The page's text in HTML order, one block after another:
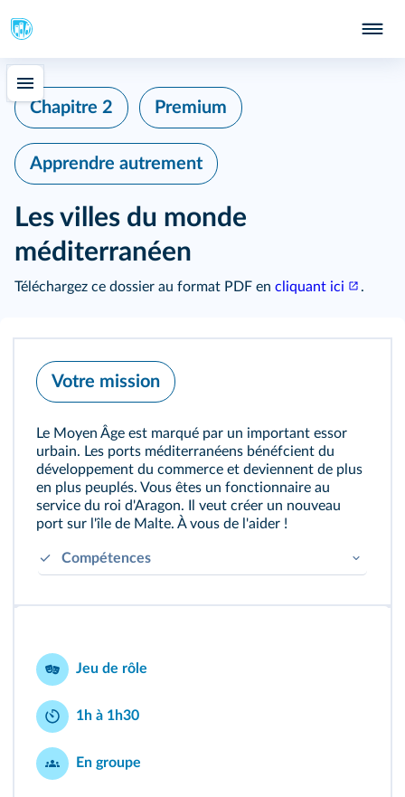
Chapitre 2 Premium
Apprendre autrement
Les villes du monde
méditerranéen
Téléchargez ce dossier au format PDF en cliquant ici .
Votre mission
Le Moyen Âge est marqué par un important essor
urbain. Les ports méditerranéens bénéfcient du
développement du commerce et deviennent de plus
en plus peuplés. Vous êtes un fonctionnaire au
service du roi d'Aragon. Il veut créer un nouveau
port sur l'île de Malte. À vous de l'aider !
Compétences
Jeu de rôle
1h à 1h30
En groupe